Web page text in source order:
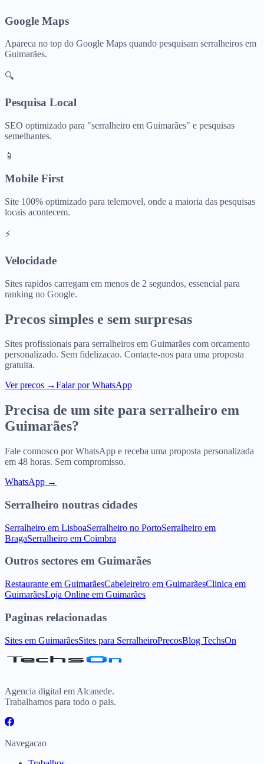
Google Maps
Apareca no top do Google Maps quando pesquisam serralheiros em
Guimarães.
🔍
Pesquisa Local
SEO optimizado para "serralheiro em Guimarães" e pesquisas
semelhantes.
📱
Mobile First
Site 100% optimizado para telemovel, onde a maioria das pesquisas
locais acontecem.
⚡
Velocidade
Sites rapidos carregam em menos de 2 segundos, essencial para
ranking no Google.
Precos simples e sem surpresas
Sites profissionais para serralheiros em Guimarães com orcamento
personalizado. Sem fidelizacao. Contacte-nos para uma proposta
gratuita.
Ver precos →Falar por WhatsApp
Precisa de um site para serralheiro em
Guimarães?
Fale connosco por WhatsApp e receba uma proposta personalizada
em 48 horas. Sem compromisso.
WhatsApp →
Serralheiro noutras cidades
Serralheiro em LisboaSerralheiro no PortoSerralheiro em
BragaSerralheiro em Coimbra
Outros sectores em Guimarães
Restaurante em GuimarãesCabeleireiro em GuimarãesClinica em
GuimarãesLoja Online em Guimarães
Paginas relacionadas
Sites em GuimarãesSites para SerralheiroPrecosBlog TechsOn
Agencia digital em Alcanede.
Trabalhamos para todo o pais.
Navegacao